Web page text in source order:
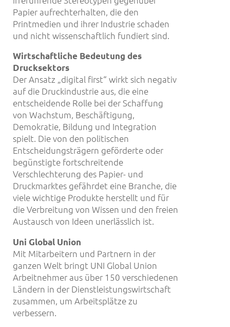
Papier aufrechterhalten, die den
Printmedien und ihrer Industrie schaden
und nicht wissenschaftlich fundiert sind.
Wirtschaftliche Bedeutung des
Drucksektors
Der Ansatz „digital first“ wirkt sich negativ
auf die Druckindustrie aus, die eine
entscheidende Rolle bei der Schaffung
von Wachstum, Beschäftigung,
Demokratie, Bildung und Integration
spielt. Die von den politischen
Entscheidungsträgern geförderte oder
begünstigte fortschreitende
Verschlechterung des Papier- und
Druckmarktes gefährdet eine Branche, die
viele wichtige Produkte herstellt und für
die Verbreitung von Wissen und den freien
Austausch von Ideen unerlässlich ist.
Uni Global Union
Mit Mitarbeitern und Partnern in der
ganzen Welt bringt UNI Global Union
Arbeitnehmer aus über 150 verschiedenen
Ländern in der Dienstleistungswirtschaft
zusammen, um Arbeitsplätze zu
verbessern.